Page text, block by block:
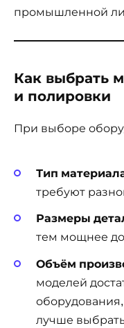
промышленной
Как выбрать
и полировки
При выборе
Тип
требуют
Размеры
тем мощнее
Объём
моделей
лучше